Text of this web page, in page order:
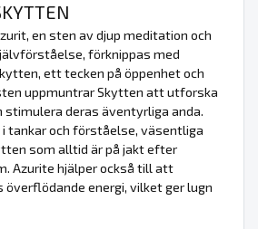
en sten av djup meditation och
förknippas med
ett tecken på öppenhet och
uppmuntrar Skytten att utforska
stimulera deras äventyrliga anda.
tankar och förståelse, väsentliga
som alltid är på jakt efter
Azurite hjälper också till att
energi, vilket ger lugn